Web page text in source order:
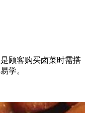
顾客购买卤菜时需搭
学。